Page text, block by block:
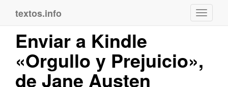
textos.info
Enviar a Kindle
«Orgullo y Prejuicio»,
de Jane Austen